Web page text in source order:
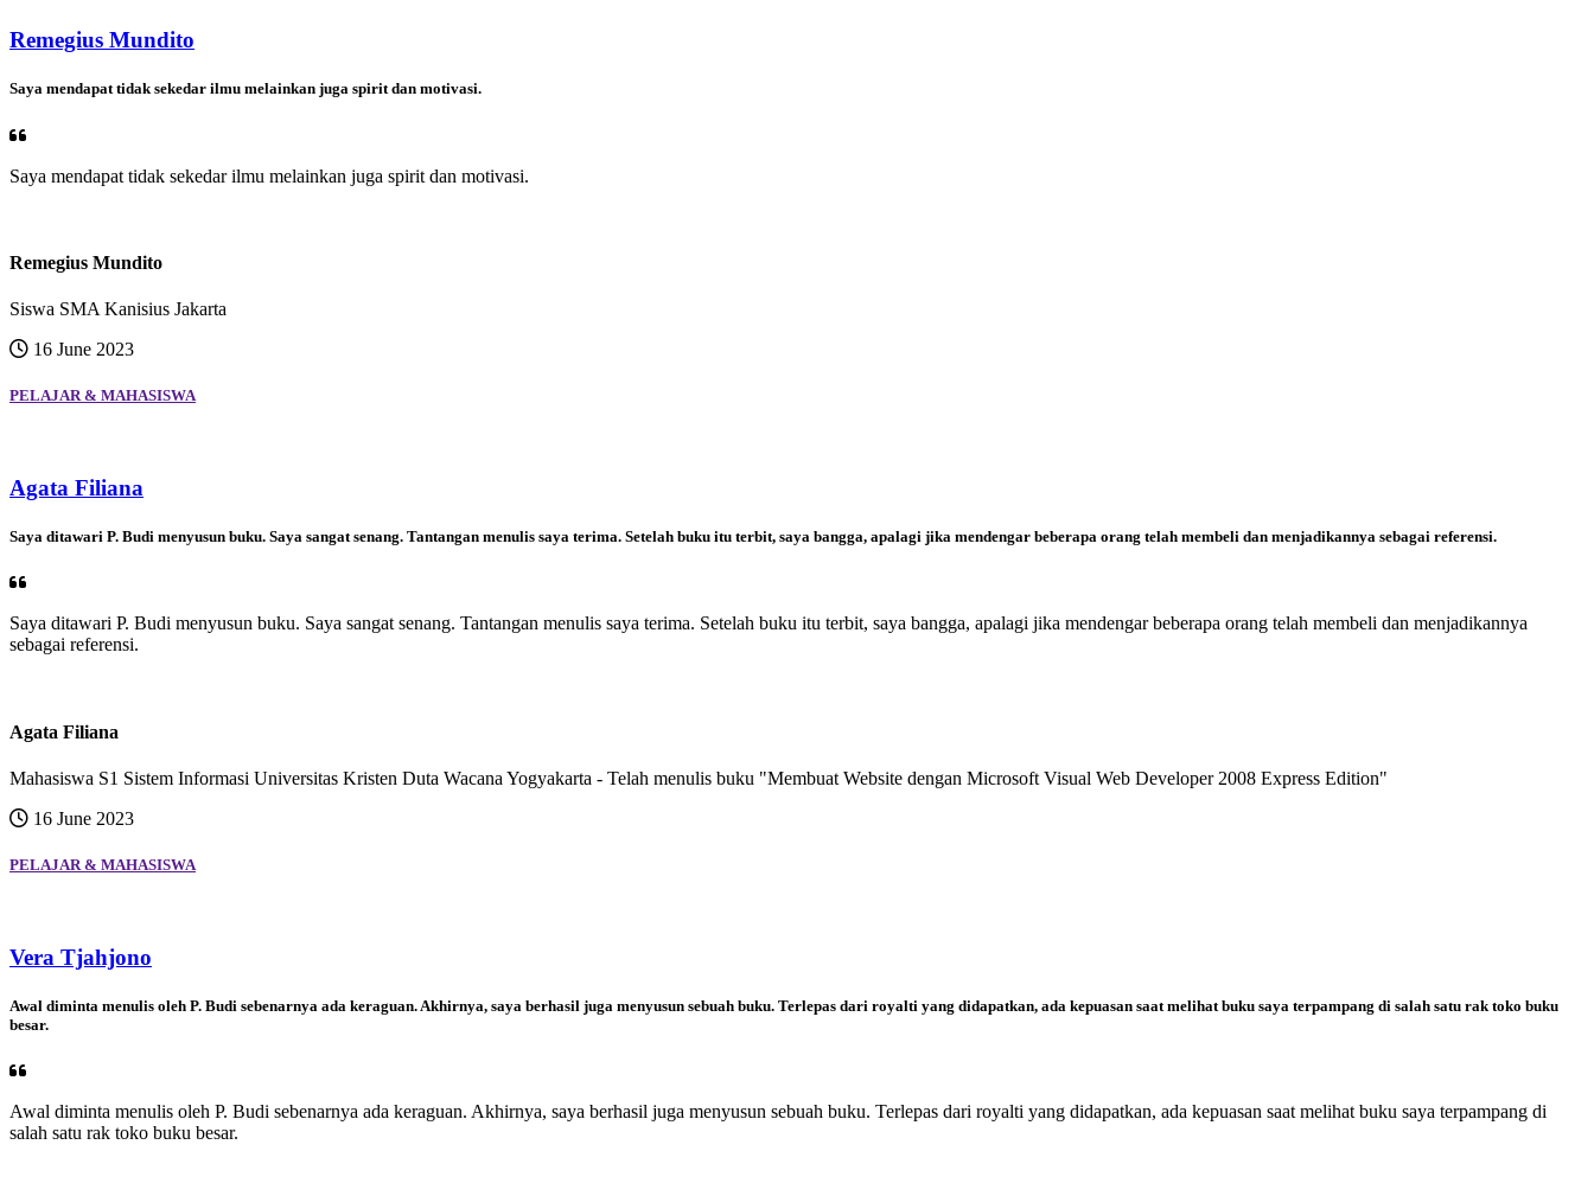
Remegius Mundito
Saya mendapat tidak sekedar ilmu melainkan juga spirit dan motivasi.
Saya mendapat tidak sekedar ilmu melainkan juga spirit dan motivasi.
Remegius Mundito
Siswa SMA Kanisius Jakarta
16 June 2023
PELAJAR & MAHASISWA
Agata Filiana
Saya ditawari P. Budi menyusun buku. Saya sangat senang. Tantangan menulis saya terima. Setelah buku itu terbit, saya bangga, apalagi jika mendengar beberapa orang telah membeli dan menjadikannya sebagai referensi.
Saya ditawari P. Budi menyusun buku. Saya sangat senang. Tantangan menulis saya terima. Setelah buku itu terbit, saya bangga, apalagi jika mendengar beberapa orang telah membeli dan menjadikannya
sebagai referensi.
Agata Filiana
Mahasiswa S1 Sistem Informasi Universitas Kristen Duta Wacana Yogyakarta - Telah menulis buku "Membuat Website dengan Microsoft Visual Web Developer 2008 Express Edition"
16 June 2023
PELAJAR & MAHASISWA
Vera Tjahjono
Awal diminta menulis oleh P. Budi sebenarnya ada keraguan. Akhirnya, saya berhasil juga menyusun sebuah buku. Terlepas dari royalti yang didapatkan, ada kepuasan saat melihat buku saya terpampang di salah satu rak toko buku
besar.
Awal diminta menulis oleh P. Budi sebenarnya ada keraguan. Akhirnya, saya berhasil juga menyusun sebuah buku. Terlepas dari royalti yang didapatkan, ada kepuasan saat melihat buku saya terpampang di
salah satu rak toko buku besar.